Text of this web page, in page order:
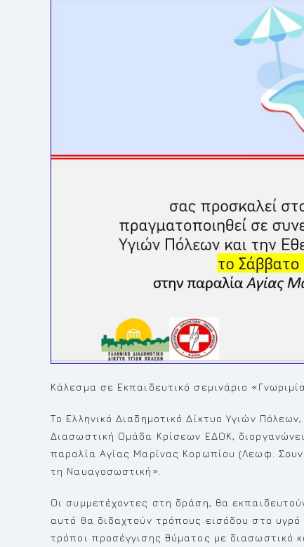
Κάλεσμα σε Εκπαιδευτικό σεμινάριο
Το Ελληνικό Διαδημοτικό Δίκτυο Υγιών
Διασωστική Ομάδα Κρίσεων ΕΔΟΚ,
παραλία Αγίας Μαρίνας Κορωπίου (Λεωφ.
τη Ναυαγοσωστική».
Οι συμμετέχοντες στη δράση, θα
αυτό θα διδαχτούν τρόπους εισόδου στο
τρόποι προσέγγισης θύματος με διασωστικό